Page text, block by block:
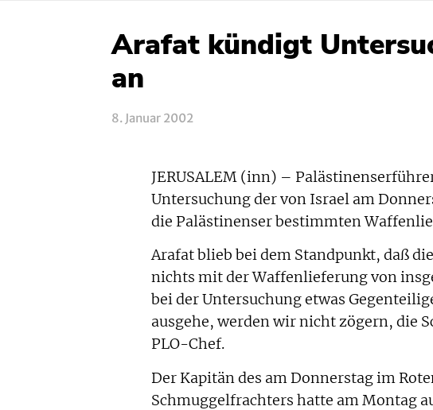
Arafat kündigt
an
8. Januar 2002
JERUSALEM (inn) –
Untersuchung der von Israel am
die Palästinenser bestimmten
Arafat blieb bei dem Standpunkt, daß
nichts mit der Waffenlieferung von
bei der Untersuchung etwas
ausgehe, werden wir nicht zögern, die
PLO-Chef.
Der Kapitän des am Donnerstag im
Schmuggelfrachters hatte am Montag